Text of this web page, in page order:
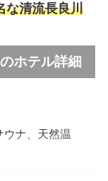
な清流長良川
ホテル詳細
ウナ、天然温